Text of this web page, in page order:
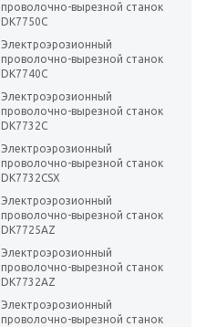
проволочно-вырезной станок
DK7750C
Электроэрозионный
проволочно-вырезной станок
DK7740C
Электроэрозионный
проволочно-вырезной станок
DK7732C
Электроэрозионный
проволочно-вырезной станок
DK7732CSX
Электроэрозионный
проволочно-вырезной станок
DK7725AZ
Электроэрозионный
проволочно-вырезной станок
DK7732AZ
Электроэрозионный
проволочно-вырезной станок